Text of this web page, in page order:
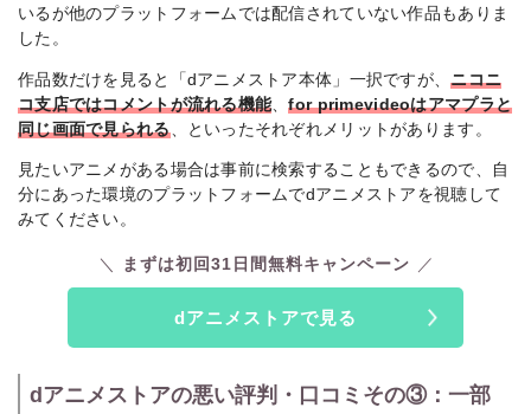
いるが他のプラットフォームでは配信されていない作品もありま
した。
作品数だけを見ると「dアニメストア本体」一択ですが、ニコニ
コ支店ではコメントが流れる機能、for primevideoはアマプラと
同じ画面で見られる、といったそれぞれメリットがあります。
見たいアニメがある場合は事前に検索することもできるので、自
分にあった環境のプラットフォームでdアニメストアを視聴して
みてください。
まずは初回31日間無料キャンペーン
dアニメストアで見る
dアニメストアの悪い評判・口コミその③：一部